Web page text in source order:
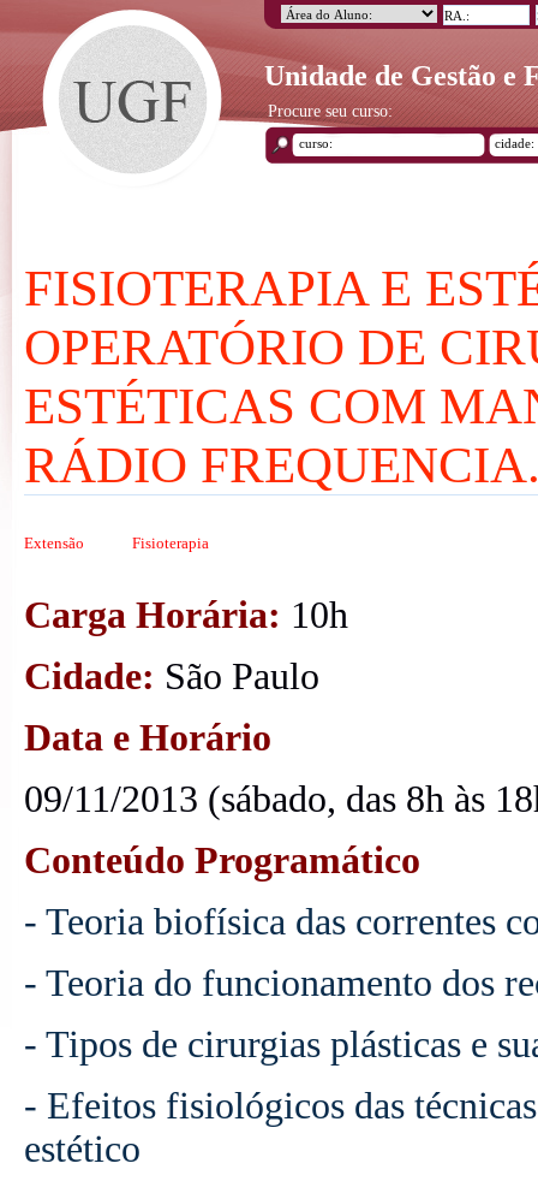
Unidade de Gestão e
Procure seu curso:
FISIOTERAPIA E
OPERATÓRIO DE
ESTÉTICAS COM
RÁDIO
Extensão Fisioterapia
Carga Horária: 10h
Cidade: São Paulo
Data e Horário
09/11/2013 (sábado, das 8h às
Conteúdo Programático
- Teoria biofísica das correntes
- Teoria do funcionamento dos
- Tipos de cirurgias plásticas e
- Efeitos fisiológicos das
estético